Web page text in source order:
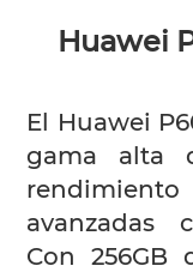
Huawei
El Huawei
gama alta
avanzadas
Con 256GB